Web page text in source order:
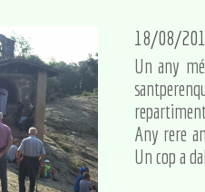
18/08/
Un any
Any rere
Un cop a